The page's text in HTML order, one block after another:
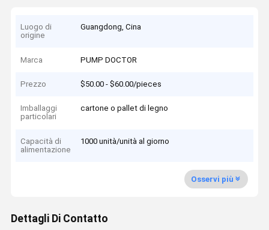
Luogo di
origine
Guangdong, Cina
Marca PUMP DOCTOR
Prezzo $50.00 - $60.00/pieces
Imballaggi
particolari
cartone o pallet di legno
Capacità di
alimentazione
1000 unità/unità al giorno
Osservi più
Dettagli Di Contatto